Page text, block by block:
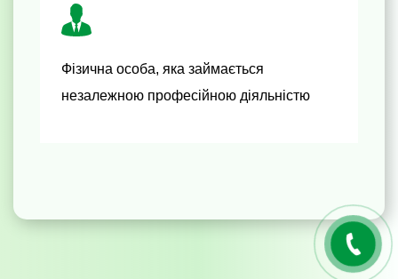
Фізична особа, яка займається
незалежною професійною діяльністю